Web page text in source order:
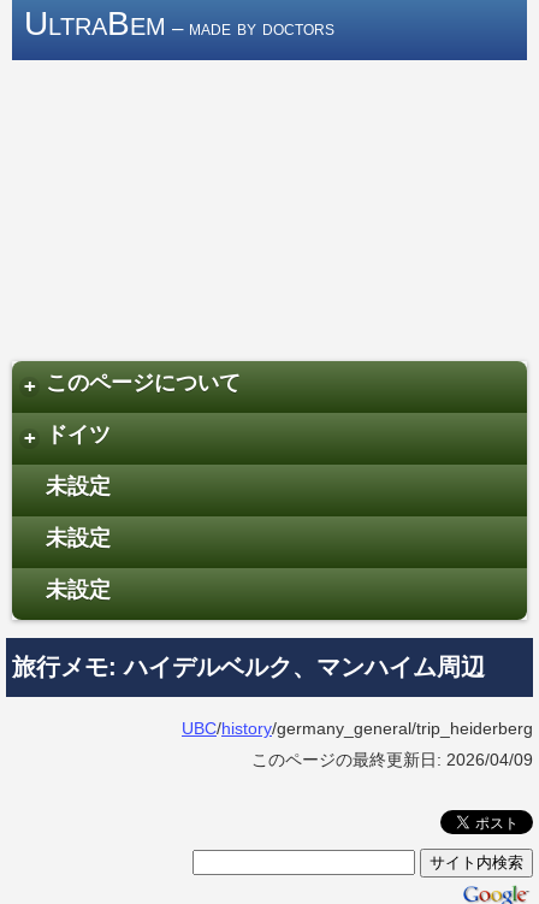
UltraBem – made by doctors
+ このページについて
+
ドイツ
未設定
未設定
未設定
旅行メモ: ハイデルベルク、マンハイム周辺
UBC/history/germany_general/trip_heiderberg
このページの最終更新日: 2026/04/09